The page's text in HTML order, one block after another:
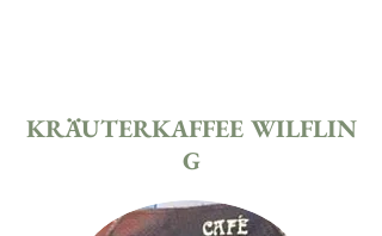
KRÄUTERKAFFEE WILFLIN
G